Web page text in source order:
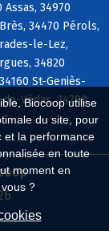
Biocoop utilise
du site, pour
et la performance
en toute
moment en
?
34970
34470 Pérols,
le-Lez,
34820
St-Geniès-
Védas, 34790